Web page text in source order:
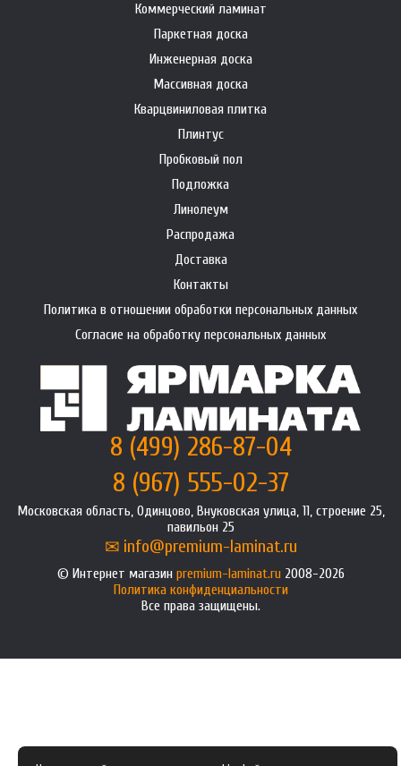
Коммерческий ламинат
Паркетная доска
Инженерная доска
Массивная доска
Кварцвиниловая плитка
Плинтус
Пробковый пол
Подложка
Линолеум
Распродажа
Доставка
Контакты
Политика в отношении обработки персональных данных
Согласие на обработку персональных данных
8 (499) 286-87-04
8 (967) 555-02-37
Московская область, Одинцово, Внуковская улица, 11, строение 25,
павильон 25
info@premium-laminat.ru
Интернет магазин premium-laminat.ru2008-2026
Политика конфиденциальности
Все права защищены.